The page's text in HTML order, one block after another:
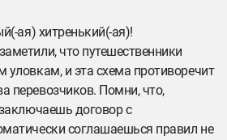
ая) хитренький(-ая)!
что путешественники
уловкам, и эта схема противоречит
перевозчиков. Помни, что,
договор с
соглашаешься правил не